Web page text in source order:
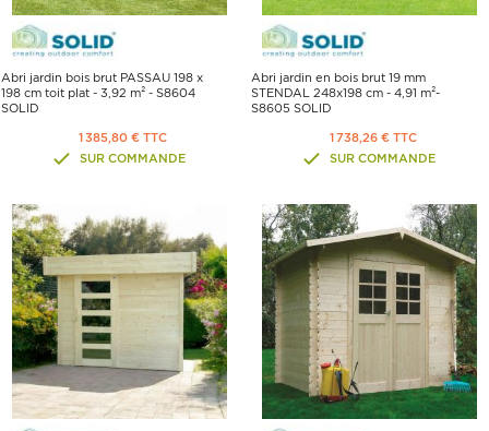
Abri jardin bois brut PASSAU 198 x
198 cm toit plat - 3,92 m² - S8604
SOLID
1 385,80 € TTC
SUR COMMANDE
Abri jardin en bois brut 19 mm
STENDAL 248x198 cm - 4,91 m²-
S8605 SOLID
1 738,26 € TTC
SUR COMMANDE